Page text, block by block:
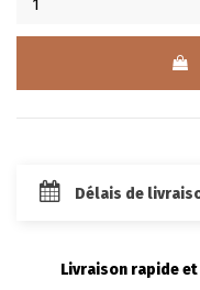
Délais de
Livraison rapide